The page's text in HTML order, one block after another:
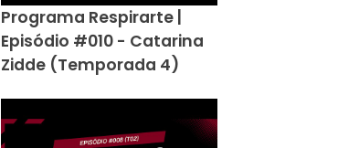
Programa Respirarte |
Episódio #010 - Catarina
Zidde (Temporada 4)